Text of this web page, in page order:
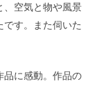
、空気と物や風景
す。また伺いた
に感動。作品の